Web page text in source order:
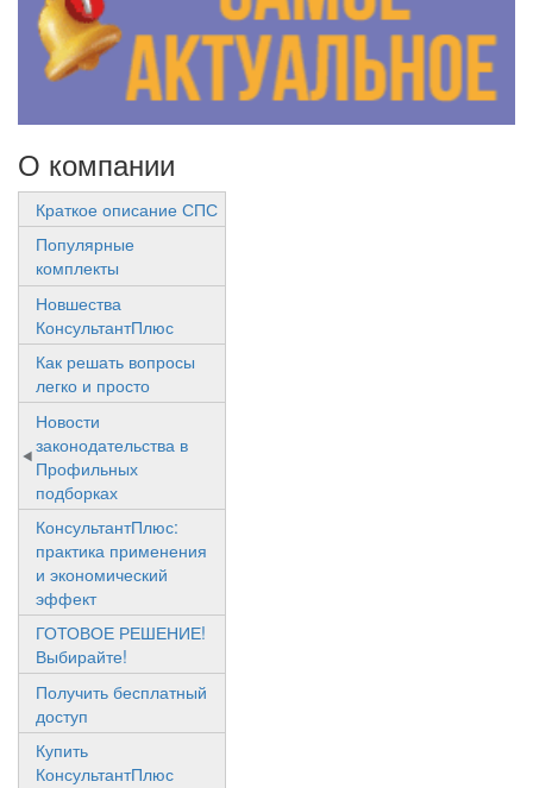
О компании
Краткое описание СПС
Популярные
комплекты
Новшества
КонсультантПлюс
Как решать вопросы
легко и просто
Новости
законодательства в
Профильных
подборках
КонсультантПлюс:
практика применения
и экономический
эффект
ГОТОВОЕ РЕШЕНИЕ!
Выбирайте!
Получить бесплатный
доступ
Купить
КонсультантПлюс